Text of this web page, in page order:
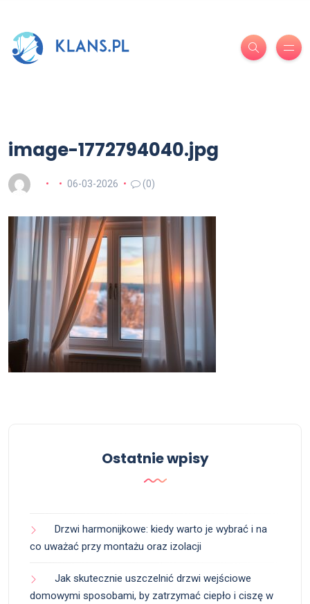
image-1772794040.jpg
06-03-2026 (0)
Ostatnie wpisy
Drzwi harmonijkowe: kiedy warto je wybrać i na
co uważać przy montażu oraz izolacji
Jak skutecznie uszczelnić drzwi wejściowe
domowymi sposobami, by zatrzymać ciepło i ciszę w